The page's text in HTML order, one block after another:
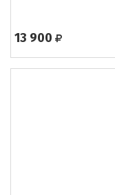
13 900